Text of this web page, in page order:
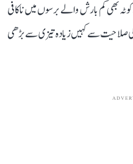
بھی کم بارش والے برسوں میں ناکافی
کی صلاحیت سے کہیں زیادہ تیزی سے بڑھی